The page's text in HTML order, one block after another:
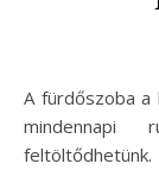
A fürdőszoba a lakás egyik legfontosabb helyisége, ahol a
mindennapi
feltöltődhetünk.